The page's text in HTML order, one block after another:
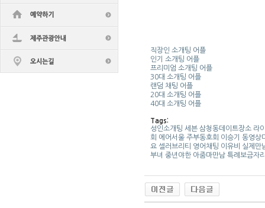
직장인 소개팅 어플
인기 소개팅 어플
프리미엄 소개팅 어플
30대 소개팅 어플
랜덤 채팅 어플
20대 소개팅 어플
40대 소개팅 어플
Tags:
성인소개팅 세븐 삼­청­동­데­이­트­장­소 라
회 에어서울 주­부­동­호­회 이승기
동­영­상­
요 셀러브리티 영­어­채­팅 이유비
실제만
부녀 중년야한 아줌마만남 특례보금자